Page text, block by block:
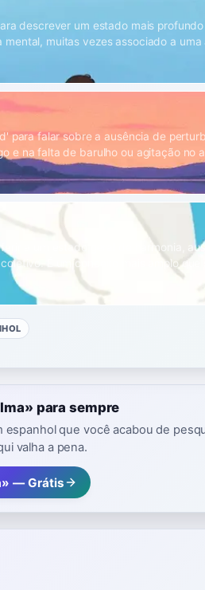
descrever um estado mais
mental, muitas vezes associado a
para falar sobre a ausência de
e na falta de barulho ou agitação no
a um estado geral de harmonia,
É um conceito mais amplo que
para sempre
espanhol que você acabou de
valha a pena.
— Grátis